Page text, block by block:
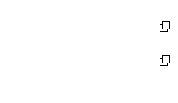
開
く
ウ
で
開
く
ン
ド
ウ
で
開
ウ
ィ
ン
ド
ウ
し
い
ウ
ィ
ン
新
し
い
ウ
新
し